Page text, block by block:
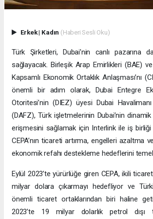
Erkek| Kadın (Haberi Sesli Oku)
Türk Şirketleri, Dubai’nin canlı pazarına
sağlayacak. Birleşik Arap Emirlikleri (BAE)
Kapsamlı Ekonomik Ortaklık Anlaşması’nı
önemli bir adım olarak, Dubai Entegre
Otoritesi’nin (DIEZ) üyesi Dubai
(DAFZ), Türk işletmelerinin Dubai’nin
erişmesini sağlamak için Interlink ile iş birliği
CEPA’nın ticareti artırma, engelleri azaltma
ekonomik refahı destekleme hedeflerini temel
Eylül 2023’te yürürlüğe giren CEPA, ikili
milyar dolara çıkarmayı hedefliyor ve
önemli ticaret ortaklarından biri haline
2023’te 19 milyar dolarlık petrol dışı